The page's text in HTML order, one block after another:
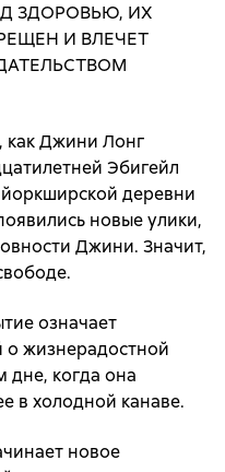
ЗДОРОВЬЮ, ИХ
И ВЛЕЧЕТ
как Джини Лонг
Эбигейл
деревни
новые улики,
Джини. Значит,
означает
жизнерадостной
дне, когда она
в холодной канаве.
новое